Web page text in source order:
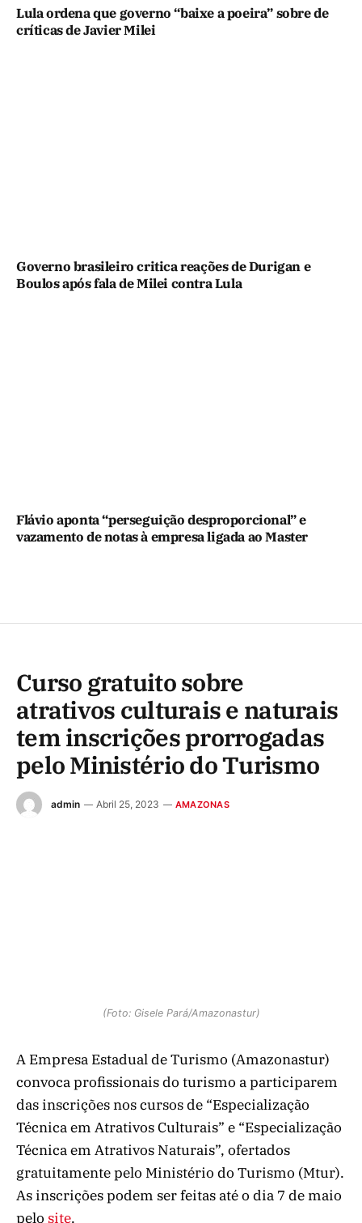
Lula ordena que governo “baixe a poeira” sobre de
críticas de Javier Milei
Governo brasileiro critica reações de Durigan e
Boulos após fala de Milei contra Lula
Flávio aponta “perseguição desproporcional” e
vazamento de notas à empresa ligada ao Master
Curso gratuito sobre
atrativos culturais e naturais
tem inscrições prorrogadas
pelo Ministério do Turismo
admin Abril 25, 2023 AMAZONAS
(Foto: Gisele Pará/Amazonastur)
A Empresa Estadual de Turismo (Amazonastur)
convoca profissionais do turismo a participarem
das inscrições nos cursos de “Especialização
Técnica em Atrativos Culturais” e “Especialização
Técnica em Atrativos Naturais”, ofertados
gratuitamente pelo Ministério do Turismo (Mtur).
As inscrições podem ser feitas até o dia 7 de maio
pelo site.